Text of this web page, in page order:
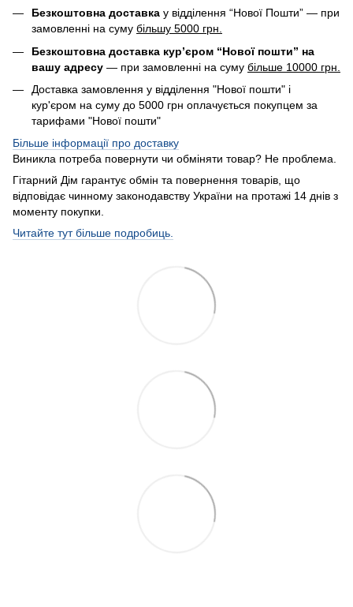
Безкоштовна доставка у відділення “Нової Пошти” — при
замовленні на суму більшу 5000 грн.
Безкоштовна доставка кур’єром “Нової пошти” на
вашу адресу — при замовленні на суму більше 10000 грн.
Доставка замовлення у відділення "Нової пошти" і
кур'єром на суму до 5000 грн оплачується покупцем за
тарифами "Нової пошти"
Більше інформації про доставку
Виникла потреба повернути чи обміняти товар? Не проблема.
Гітарний Дім гарантує обмін та повернення товарів, що
відповідає чинному законодавству України на протажі 14 днів з
моменту покупки.
Читайте тут більше подробиць.